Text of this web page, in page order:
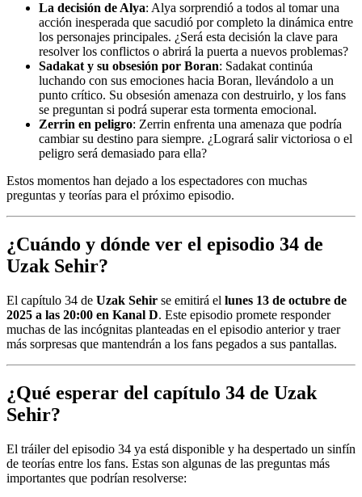
La decisión de Alya: Alya sorprendió a todos al tomar una
acción inesperada que sacudió por completo la dinámica entre
los personajes principales. ¿Será esta decisión la clave para
resolver los conflictos o abrirá la puerta a nuevos problemas?
Sadakat y su obsesión por Boran: Sadakat continúa
luchando con sus emociones hacia Boran, llevándolo a un
punto crítico. Su obsesión amenaza con destruirlo, y los fans
se preguntan si podrá superar esta tormenta emocional.
Zerrin en peligro: Zerrin enfrenta una amenaza que podría
cambiar su destino para siempre. ¿Logrará salir victoriosa o el
peligro será demasiado para ella?
Estos momentos han dejado a los espectadores con muchas
preguntas y teorías para el próximo episodio.
¿Cuándo y dónde ver el episodio 34 de
Uzak Sehir?
El capítulo 34 de Uzak Sehir se emitirá el lunes 13 de octubre de
2025 a las 20:00 en Kanal D. Este episodio promete responder
muchas de las incógnitas planteadas en el episodio anterior y traer
más sorpresas que mantendrán a los fans pegados a sus pantallas.
¿Qué esperar del capítulo 34 de Uzak
Sehir?
El tráiler del episodio 34 ya está disponible y ha despertado un sinfín
de teorías entre los fans. Estas son algunas de las preguntas más
importantes que podrían resolverse: